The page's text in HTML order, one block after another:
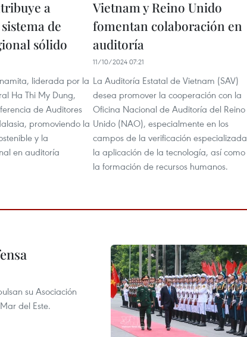
a
de
sólido
liderada por la
Ha Thi My Dung,
de Auditores
promoviendo la
y la
en auditoría
Vietnam y Reino Unido
fomentan colaboración en
auditoría
11/10/2024 07:21
La Auditoría Estatal de Vietnam (SAV)
desea promover la cooperación con la
Oficina Nacional de Auditoría del Reino
Unido (NAO), especialmente en los
campos de la verificación
la aplicación de la tecnología, así como
la formación de recursos humanos.
su Asociación
del Este.